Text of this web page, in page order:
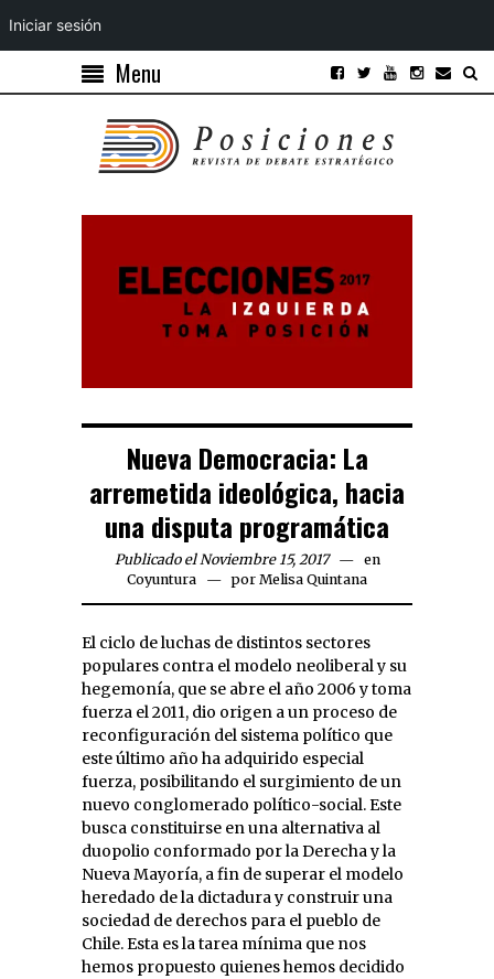
Menu
Nueva Democracia: La
arremetida ideológica, hacia
una disputa programática
Publicado el Noviembre 15, 2017
en
Coyuntura
por Melisa Quintana
El ciclo de luchas de distintos sectores
populares contra el modelo neoliberal y su
hegemonía, que se abre el año 2006 y toma
fuerza el 2011, dio origen a un proceso de
reconfiguración del sistema político que
este último año ha adquirido especial
fuerza, posibilitando el surgimiento de un
nuevo conglomerado político-social. Este
busca constituirse en una alternativa al
duopolio conformado por la Derecha y la
Nueva Mayoría, a fin de superar el modelo
heredado de la dictadura y construir una
sociedad de derechos para el pueblo de
Chile. Esta es la tarea mínima que nos
hemos propuesto quienes hemos decidido
Iniciar sesión